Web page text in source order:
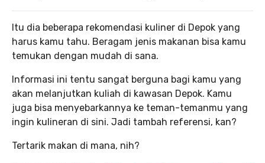
Itu dia beberapa rekomendasi kuliner di Depok yang
harus kamu tahu. Beragam jenis makanan bisa kamu
temukan dengan mudah di sana.
Informasi ini tentu sangat berguna bagi kamu yang
akan melanjutkan kuliah di kawasan Depok. Kamu
juga bisa menyebarkannya ke teman-temanmu yang
ingin kulineran di sini. Jadi tambah referensi, kan?
Tertarik makan di mana, nih?